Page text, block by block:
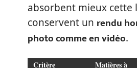
absorbent mieux cette
conservent un rendu
photo comme en vidéo.
Critère Matières à